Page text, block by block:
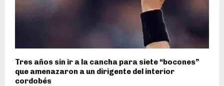
Tres años sin ir a la cancha para siete “bocones”
que amenazaron a un dirigente del interior
cordobés